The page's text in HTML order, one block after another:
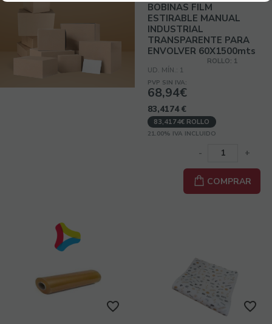
BOBINAS FILM
ESTIRABLE MANUAL
INDUSTRIAL
TRANSPARENTE PARA
ENVOLVER 60X1500mts
ROLLO: 1
UD. MÍN.: 1
PVP SIN IVA:
68,94€
83,4174 €
83,4174€ ROLLO
21.00% IVA INCLUIDO
- +
COMPRAR